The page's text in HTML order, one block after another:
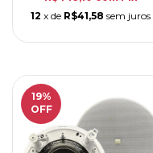
12 x de R$41,58 sem juros
19%
OFF